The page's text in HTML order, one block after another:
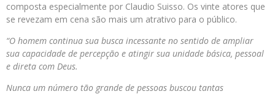
composta especialmente por Claudio Suisso. Os vinte atores que
se revezam em cena são mais um atrativo para o público.
“O homem continua sua busca incessante no sentido de ampliar
sua capacidade de percepção e atingir sua unidade básica, pessoal
e direta com Deus.
Nunca um número tão grande de pessoas buscou tantas